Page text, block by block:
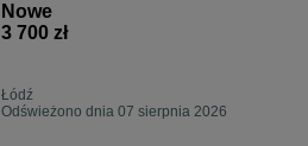
Nowe
3 700 zł
Łódź
Odświeżono dnia 07 sierpnia 2026